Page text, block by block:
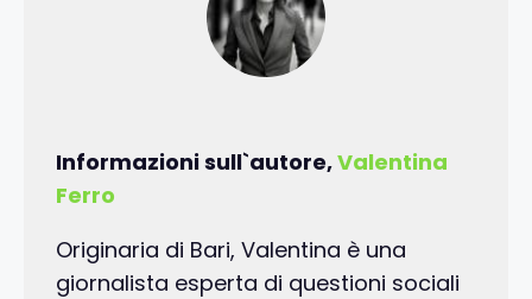
Informazioni sull`autore,Valentina
Ferro
Originaria di Bari, Valentina è una
giornalista esperta di questioni sociali